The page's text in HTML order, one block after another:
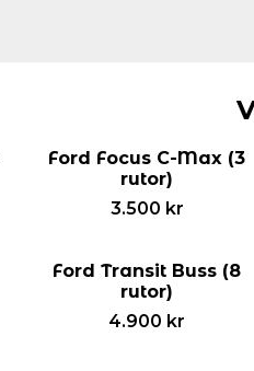
Ford Focus C-Max (3
rutor)
3.500 kr
Ford Transit Buss (8
rutor)
4.900 kr